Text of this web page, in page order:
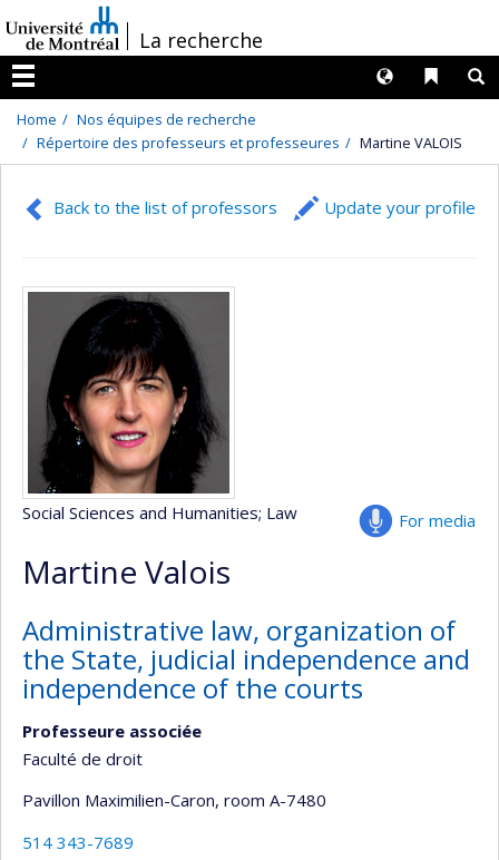
au
contenu
/La recherche
Menu
Liens
Langues
Home
Nos équipes de recherche
Répertoire des professeurs et professeures
Martine VALOIS
Back to the list of professors Update your profile
For media
Social Sciences and Humanities; Law
Martine Valois
Administrative law, organization of
the State, judicial independence and
independence of the courts
Professeure associée
Faculté de droit
Pavillon Maximilien-Caron, room A-7480
514 343-7689